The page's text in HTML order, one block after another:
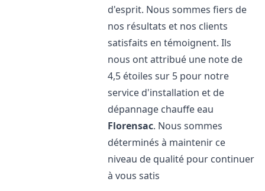
d'esprit. Nous sommes fiers de
nos résultats et nos clients
satisfaits en témoignent. Ils
nous ont attribué une note de
4,5 étoiles sur 5 pour notre
service d'installation et de
dépannage chauffe eau
Florensac. Nous sommes
déterminés à maintenir ce
niveau de qualité pour continuer
à vous satis